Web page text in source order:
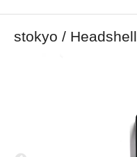
stokyo / Headshell